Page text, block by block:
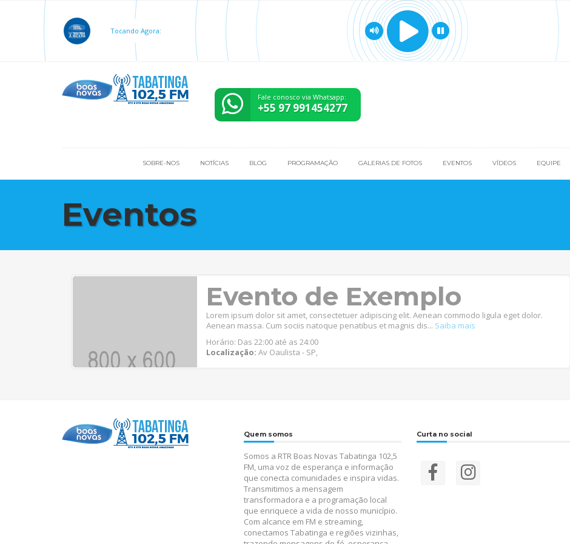
Tocando Agora:
Fale conosco via Whatsapp:
+55 97 991454277
SOBRE-NOS NOTÍCIAS BLOG PROGRAMAÇÃO GALERIAS DE FOTOS EVENTOS VÍDEOS EQUIPE
Eventos
Evento de Exemplo
Lorem ipsum dolor sit amet, consectetuer adipiscing elit. Aenean commodo ligula eget dolor.
Aenean massa. Cum sociis natoque penatibus et magnis dis... Saiba mais
Horário: Das 22:00 até as 24:00
Localização: Av Oaulista - SP,
Quem somos
Somos a RTR Boas Novas Tabatinga 102,5
FM, uma voz de esperança e informação
que conecta comunidades e inspira vidas.
Transmitimos a mensagem
transformadora e a programação local
que enriquece a vida de nosso município.
Com alcance em FM e streaming,
conectamos Tabatinga e regiões vizinhas,
Curta no social